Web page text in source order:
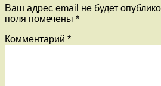
Ваш адрес email не будет
поля помечены *
Комментарий *